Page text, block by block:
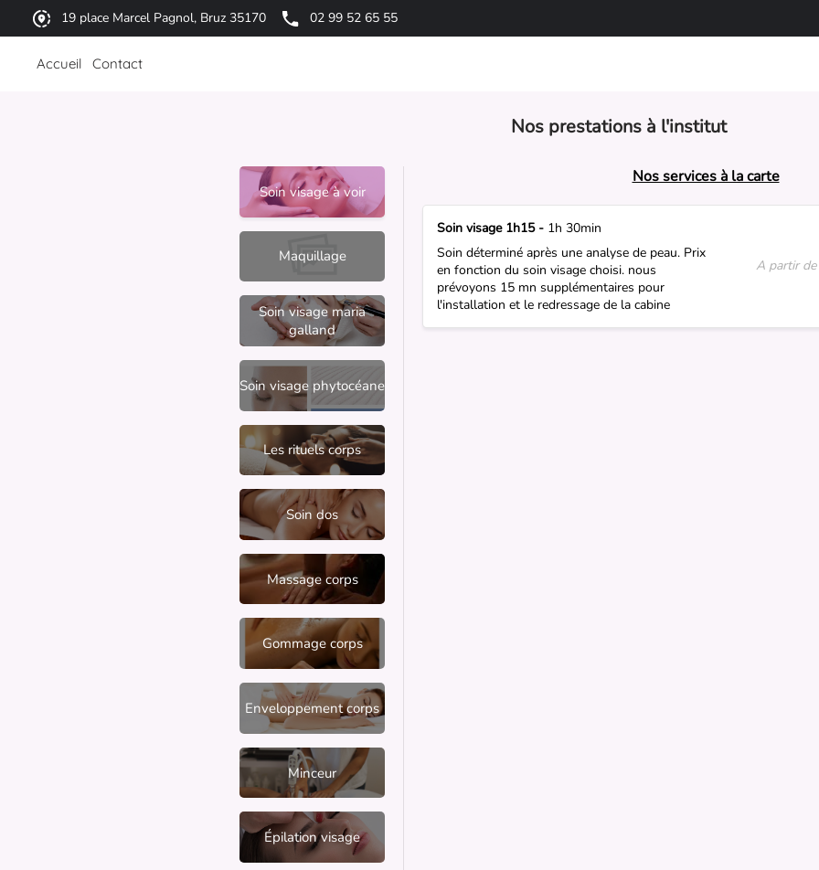
19 place Marcel Pagnol, Bruz 35170 02 99 52 65 55
Accueil Contact
Nos prestations à l'institut
Soin visage à voir
Maquillage
Soin visage maria
galland
Soin visage phytocéane
Les rituels corps
Soin dos
Massage corps
Gommage corps
Enveloppement corps
Minceur
Épilation visage
Nos services à la carte
Soin visage 1h15 - 1h 30min
Soin déterminé après une analyse de peau. Prix
en fonction du soin visage choisi. nous
prévoyons 15 mn supplémentaires pour
l'installation et le redressage de la cabine
A partir de